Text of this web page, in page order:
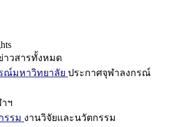
าวสารทั้งหมด
ณ์มหาวิทยาลัย ประกาศจุฬาลงกรณ์
ฯ
รรม งานวิจัยและนวัตกรรม